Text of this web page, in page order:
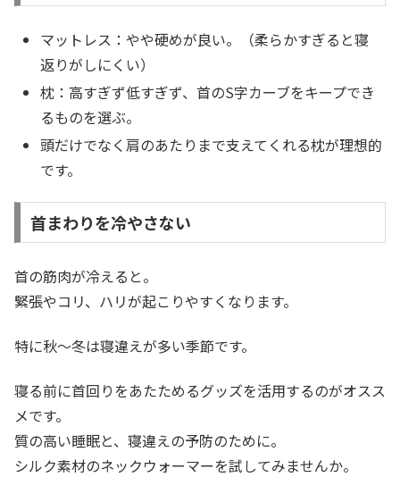
マットレス：やや硬めが良い。（柔らかすぎると寝
返りがしにくい）
枕：高すぎず低すぎず、首のS字カーブをキープでき
るものを選ぶ。
頭だけでなく肩のあたりまで支えてくれる枕が理想的
です。
首まわりを冷やさない
首の筋肉が冷えると。
緊張やコリ、ハリが起こりやすくなります。
特に秋〜冬は寝違えが多い季節です。
寝る前に首回りをあたためるグッズを活用するのがオスス
メです。
質の高い睡眠と、寝違えの予防のために。
シルク素材のネックウォーマーを試してみませんか。